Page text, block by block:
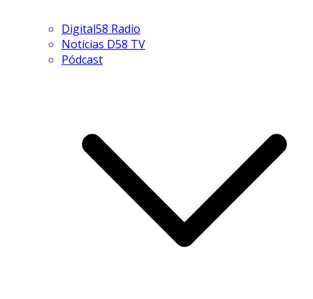
Digital58 Radio
Noticias D58 TV
Pódcast